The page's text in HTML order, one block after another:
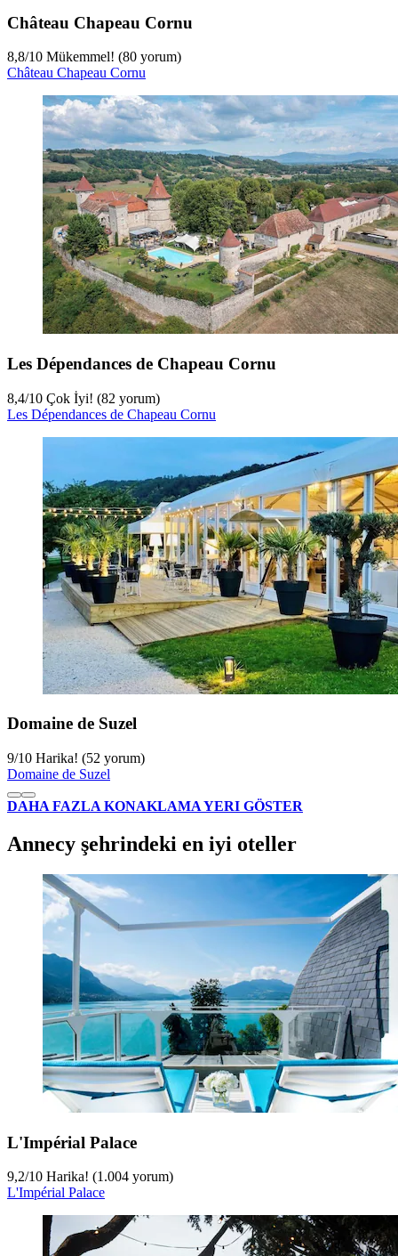
Château Chapeau Cornu
8,8/10 Mükemmel! (80 yorum)
Château Chapeau Cornu
Les Dépendances de Chapeau Cornu
8,4/10 Çok İyi! (82 yorum)
Les Dépendances de Chapeau Cornu
Domaine de Suzel
9/10 Harika! (52 yorum)
Domaine de Suzel
DAHA FAZLA KONAKLAMA YERI GÖSTER
Annecy şehrindeki en iyi oteller
L'Impérial Palace
9,2/10 Harika! (1.004 yorum)
L'Impérial Palace